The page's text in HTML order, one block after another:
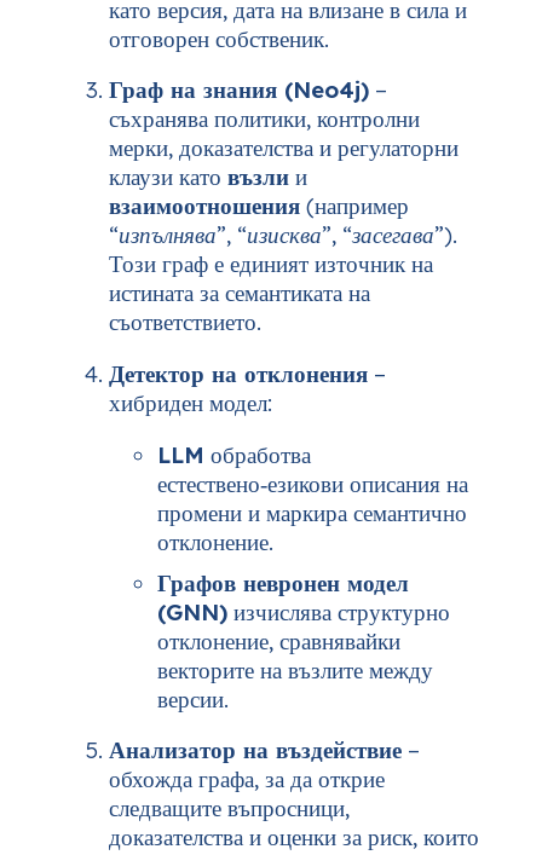
като версия, дата на влизане в сила и
отговорен собственик.
Граф на знания (Neo4j) –
съхранява политики, контролни
мерки, доказателства и регулаторни
клаузи като възли и
взаимоотношения (например
“изпълнява”, “изисква”, “засегава”).
Този граф е единият източник на
истината за семантиката на
съответствието.
Детектор на отклонения –
хибриден модел:
LLM обработва
естествено‑езикови описания на
промени и маркира семантично
отклонение.
Графов невронен модел
(GNN) изчислява структурно
отклонение, сравнявайки
векторите на възлите между
версии.
Анализатор на въздействие –
обхожда графа, за да открие
следващите въпросници,
доказателства и оценки за риск, които